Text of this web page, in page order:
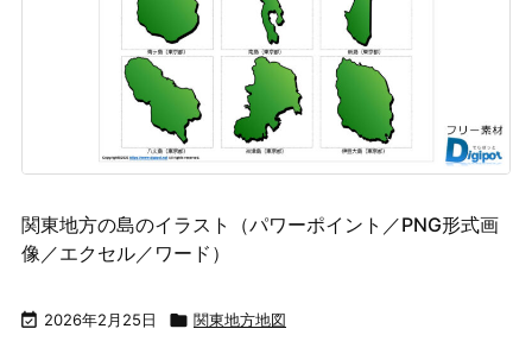
関東地方の島のイラスト（パワーポイント／PNG形式画
像／エクセル／ワード）
 2026年2月25日  関東地方地図